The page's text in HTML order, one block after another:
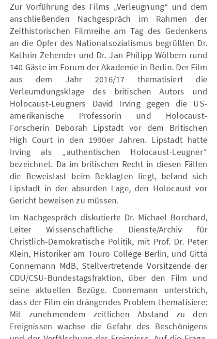
Zur Vorführung des Films „Verleugnung“ und dem
anschließenden Nachgespräch im Rahmen der
Zeithistorischen Filmreihe am Tag des Gedenkens
an die Opfer des Nationalsozialismus begrüßten Dr.
Kathrin Zehender und Dr. Jan Philipp Wölbern rund
140 Gäste im Forum der Akademie in Berlin. Der Film
aus dem Jahr 2016/17 thematisiert die
Verleumdungsklage des britischen Autors und
Holocaust-Leugners David Irving gegen die US-
amerikanische Professorin und Holocaust-
Forscherin Deborah Lipstadt vor dem Britischen
High Court in den 1990er Jahren. Lipstadt hatte
Irving als „authentischen Holocaust-Leugner“
bezeichnet. Da im britischen Recht in diesen Fällen
die Beweislast beim Beklagten liegt, befand sich
Lipstadt in der absurden Lage, den Holocaust vor
Gericht beweisen zu müssen.
Im Nachgespräch diskutierte Dr. Michael Borchard,
Leiter Wissenschaftliche Dienste/Archiv für
Christlich-Demokratische Politik, mit Prof. Dr. Peter
Klein, Historiker am Touro College Berlin, und Gitta
Connemann MdB, Stellvertretende Vorsitzende der
CDU/CSU-Bundestagsfraktion, über den Film und
seine aktuellen Bezüge. Connemann unterstrich,
dass der Film ein drängendes Problem thematisiere:
Mit zunehmendem zeitlichen Abstand zu den
Ereignissen wachse die Gefahr des Beschönigens